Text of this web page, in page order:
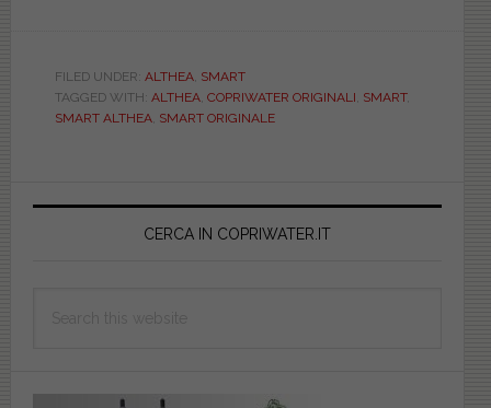
HEA40572
FILED UNDER: ALTHEA, SMART
TAGGED WITH: ALTHEA, COPRIWATER ORIGINALI, SMART,
SMART ALTHEA, SMART ORIGINALE
Primary
CERCA IN COPRIWATER.IT